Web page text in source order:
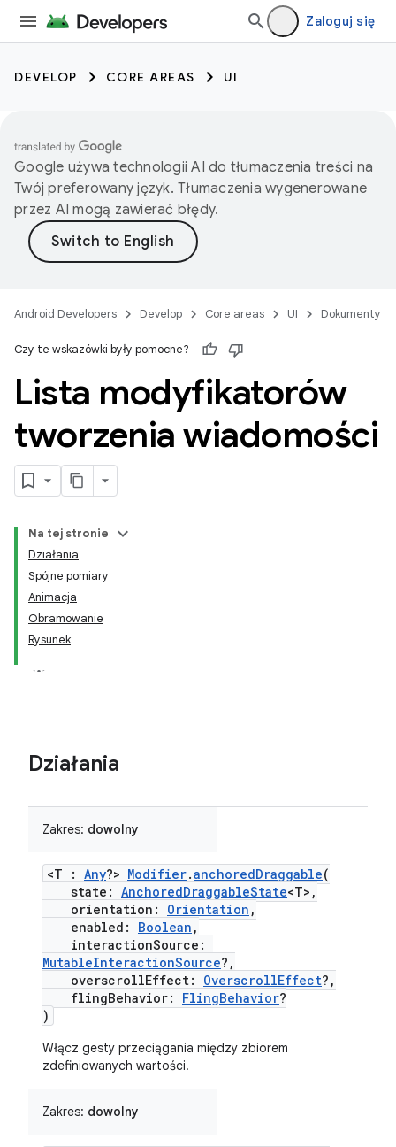
Zaloguj się
DEVELOP CORE AREAS UI
Google używa technologii AI do tłumaczenia treści na
Twój preferowany język. Tłumaczenia wygenerowane
przez AI mogą zawierać błędy.
Android Developers Develop Core areas UI Dokumenty
Czy te wskazówki były pomocne?
Lista modyfikatorów
tworzenia wiadomości
Na tej stronie
Działania
Spójne pomiary
Animacja
Obramowanie
Rysunek
Działania
Zakres: dowolny
<T : Any?> Modifier.anchoredDraggable(
state: AnchoredDraggableState<T>,
orientation: Orientation ,
enabled: Boolean ,
interactionSource:
MutableInteractionSource?,
overscrollEffect: OverscrollEffect?,
flingBehavior: FlingBehavior?
)
Włącz gesty przeciągania między zbiorem
zdefiniowanych wartości.
Zakres: dowolny